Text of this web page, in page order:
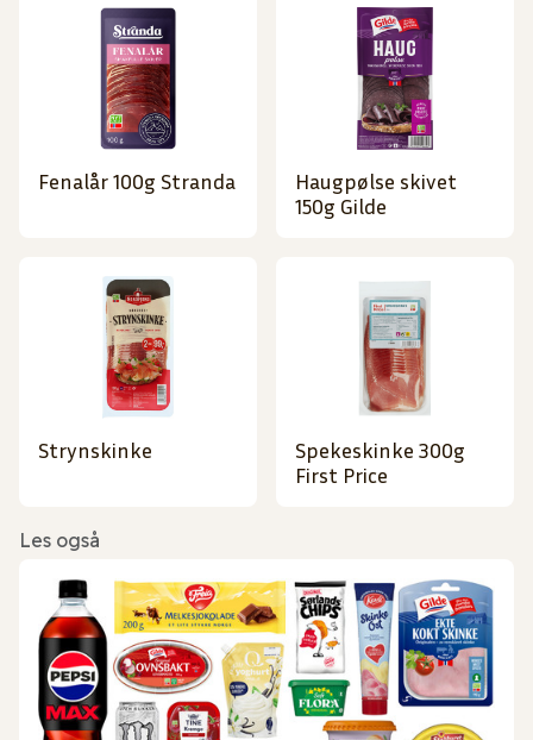
Fenalår 100g Stranda
Haugpølse skivet
150g Gilde
Strynskinke
Spekeskinke 300g
First Price
Les også